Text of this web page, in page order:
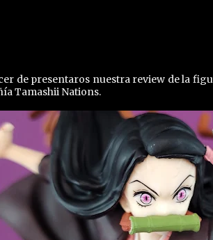
de presentaros nuestra review de la
Tamashii Nations.